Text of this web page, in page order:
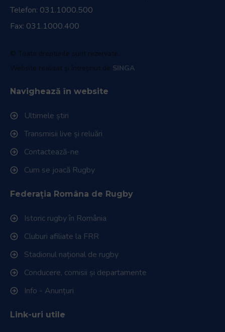
Telefon: 031.1000.500
Fax: 031.1000.400
© Toate drepturile sunt rezervate.
Website realizat și întreținut de SINGA
Navighează în website
Ultimele știri
Transmisii live și reluări
Contactează-ne
Cum se joacă Rugby
Federația Româna de Rugby
Istoric rugby în România
Cluburi afiliate la FRR
Stadionul național de rugby
Conducere, comisii și departamente
Info - Anunțuri
Link-uri utile